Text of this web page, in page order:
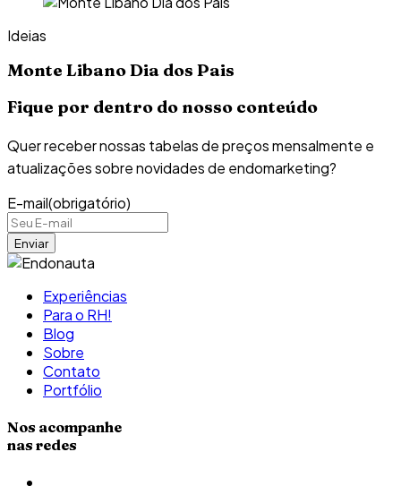
Ideias
Monte Libano Dia dos Pais
Fique por dentro do nosso conteúdo
Quer receber nossas tabelas de preços mensalmente e
atualizações sobre novidades de endomarketing?
E-mail(obrigatório)
Experiências
Para o RH!
Blog
Sobre
Contato
Portfólio
Nos acompanhe
nas redes